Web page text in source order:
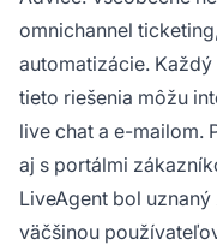
omnichannel
automatizácie. Každý
tieto riešenia môžu
live chat a e-mailom.
aj s portálmi
LiveAgent bol
väčšinou